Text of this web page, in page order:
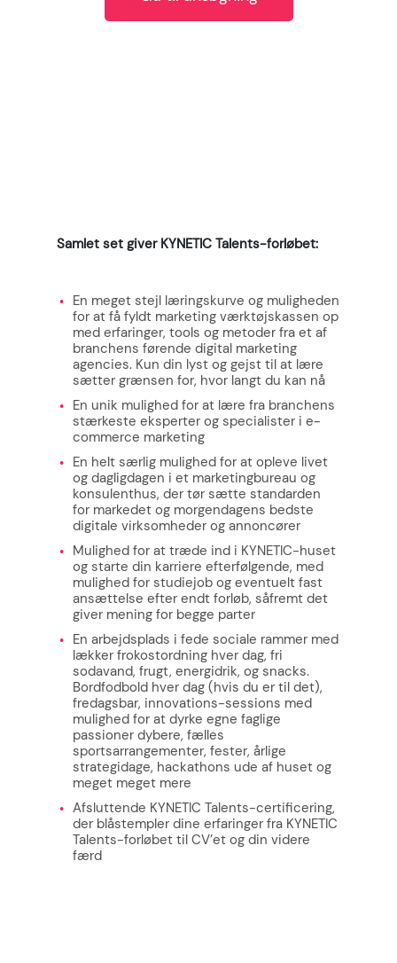
Samlet set giver KYNETIC Talents-forløbet:
En meget stejl læringskurve og muligheden
for at få fyldt marketing værktøjskassen op
med erfaringer, tools og metoder fra et af
branchens førende digital marketing
agencies. Kun din lyst og gejst til at lære
sætter grænsen for, hvor langt du kan nå
En unik mulighed for at lære fra branchens
stærkeste eksperter og specialister i e-
commerce marketing
En helt særlig mulighed for at opleve livet
og dagligdagen i et marketingbureau og
konsulenthus, der tør sætte standarden
for markedet og morgendagens bedste
digitale virksomheder og annoncører
Mulighed for at træde ind i KYNETIC-huset
og starte din karriere efterfølgende, med
mulighed for studiejob og eventuelt fast
ansættelse efter endt forløb, såfremt det
giver mening for begge parter
En arbejdsplads i fede sociale rammer med
lækker frokostordning hver dag, fri
sodavand, frugt, energidrik, og snacks.
Bordfodbold hver dag (hvis du er til det),
fredagsbar, innovations-sessions med
mulighed for at dyrke egne faglige
passioner dybere, fælles
sportsarrangementer, fester, årlige
strategidage, hackathons ude af huset og
meget meget mere
Afsluttende KYNETIC Talents-certificering,
der blåstempler dine erfaringer fra KYNETIC
Talents-forløbet til CV’et og din videre
færd